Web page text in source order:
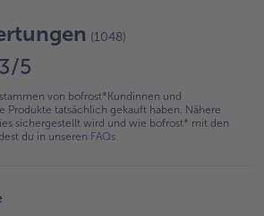
(1048)
5
von bofrost*Kundinnen und
Produkte tatsächlich gekauft haben. Nähere
sichergestellt wird und wie bofrost* mit den
du in unseren FAQs.